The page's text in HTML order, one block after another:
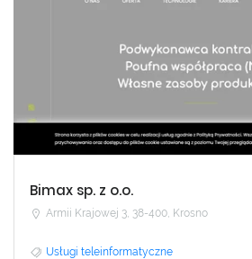
Bimax sp. z o.o.
Armii Krajowej 3, 38-400, Krosno
Usługi teleinformatyczne